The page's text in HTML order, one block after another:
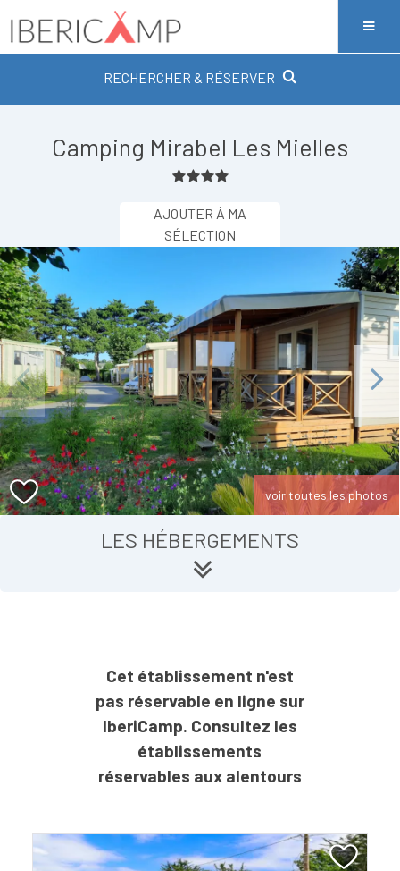
RECHERCHER & RÉSERVER
Camping Mirabel Les Mielles
AJOUTER À MA
SÉLECTION
Next
voir toutes les photos
LES HÉBERGEMENTS
Cet établissement n'est
pas réservable en ligne sur
IberiCamp. Consultez les
établissements
réservables aux alentours